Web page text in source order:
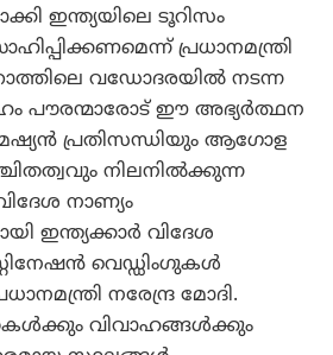
ഇന്ത്യയിലെ ടൂറിസം
പ്രധാനമന്ത്രി
വഡോദരയിൽ നടന്ന
പൗരന്മാരോട് ഈ അഭ്യർത്ഥന
പ്രതിസന്ധിയും ആഗോള
നിലനിൽക്കുന്ന
നാണ്യം
ഇന്ത്യക്കാർ വിദേശ
വെഡ്ഡിംഗുകൾ
നരേന്ദ്ര മോദി.
വിവാഹങ്ങൾക്കും